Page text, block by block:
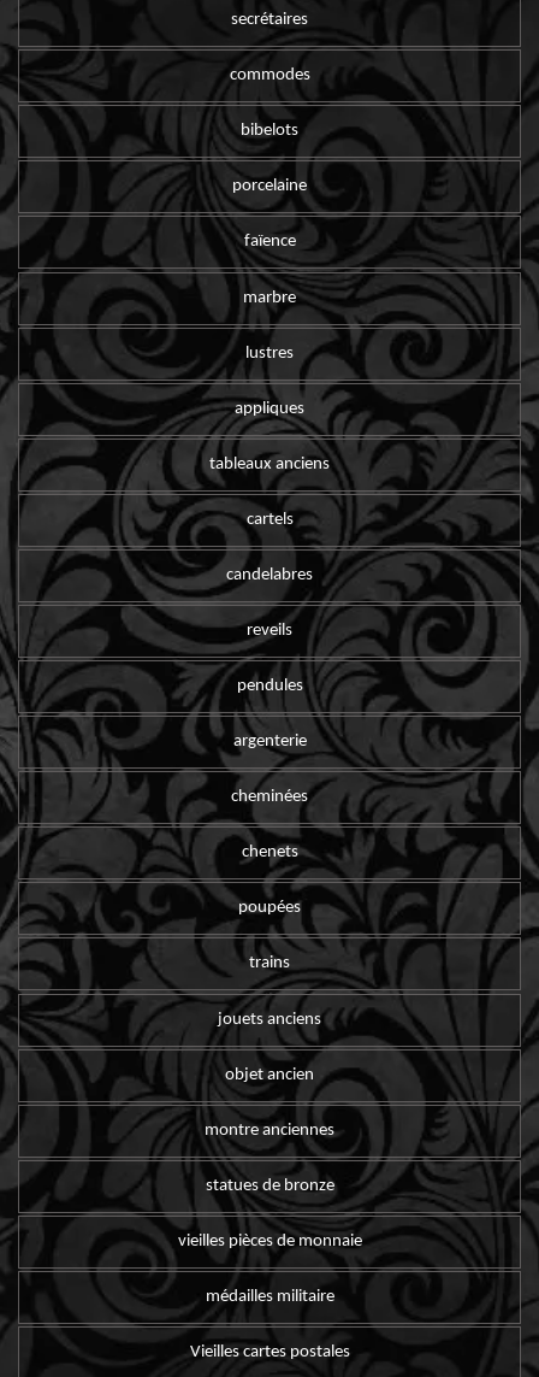
secrétaires
commodes
bibelots
porcelaine
faïence
marbre
lustres
appliques
tableaux anciens
cartels
candelabres
reveils
pendules
argenterie
cheminées
chenets
poupées
trains
jouets anciens
objet ancien
montre anciennes
statues de bronze
vieilles pièces de monnaie
médailles militaire
Vieilles cartes postales